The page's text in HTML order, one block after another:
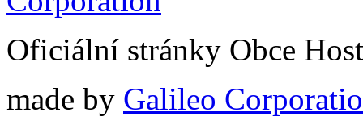
Oficiální stránky Obce
made by Galileo